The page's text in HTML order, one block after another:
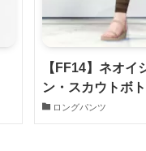
【FF14】ネオイ
ン・スカウトボ
ロングパンツ